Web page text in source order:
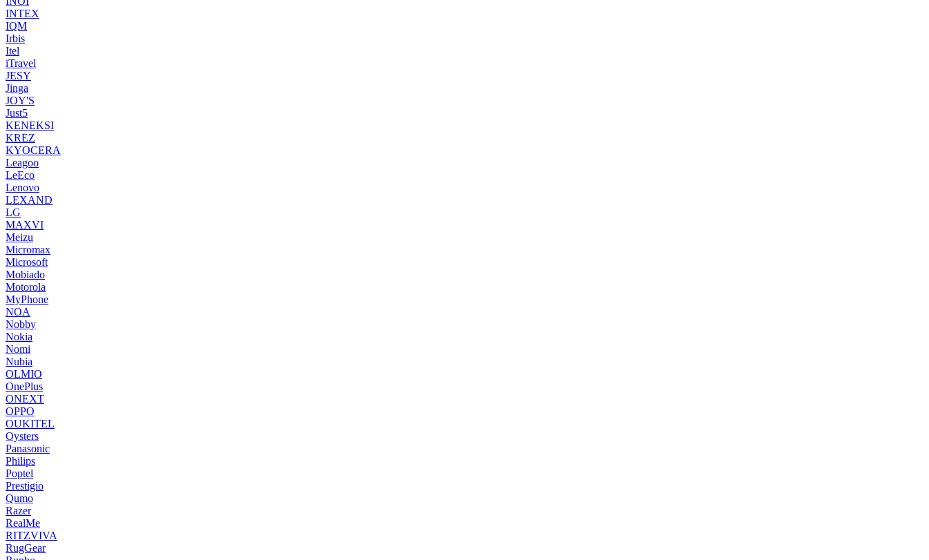
INTEX
IQM
Irbis
Itel
iTravel
JESY
Jinga
JOY'S
Just5
KENEKSI
KREZ
KYOCERA
Leagoo
LeEco
Lenovo
LEXAND
LG
MAXVI
Meizu
Micromax
Microsoft
Mobiado
Motorola
MyPhone
NOA
Nobby
Nokia
Nomi
Nubia
OLMIO
OnePlus
ONEXT
OPPO
OUKITEL
Oysters
Panasonic
Philips
Poptel
Prestigio
Qumo
Razer
RealMe
RITZVIVA
RugGear